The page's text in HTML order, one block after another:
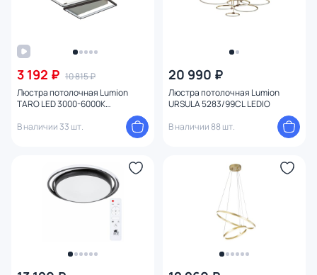
3 192 ₽ 10 815 ₽
Люстра потолочная Lumion
TARO LED 3000-6000К
5242/72CL
В наличии 33 шт.
20 990 ₽
Люстра потолочная Lumion
URSULA 5283/99CL LEDIO
В наличии 88 шт.